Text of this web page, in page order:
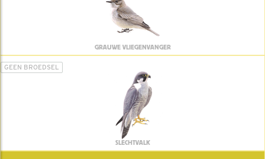
GRAUWE VLIEGENVANGER
GEEN BROEDSEL
SLECHTVALK